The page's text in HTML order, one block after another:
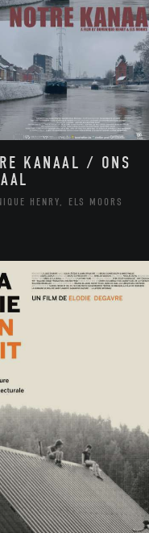
KANAAL / ONS
HENRY, ELS MOORS